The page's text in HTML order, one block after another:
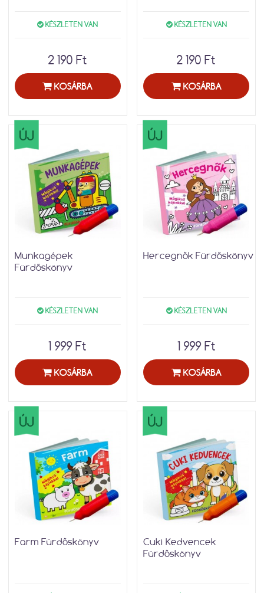
KÉSZLETEN VAN
2 190 Ft
KOSÁRBA
KÉSZLETEN VAN
2 190 Ft
KOSÁRBA
ÚJ
Munkagépek
Fürdőskönyv
KÉSZLETEN VAN
1 999 Ft
KOSÁRBA
ÚJ
Hercegnők Fürdőskönyv
KÉSZLETEN VAN
1 999 Ft
KOSÁRBA
ÚJ
Farm Fürdőskönyv
ÚJ
Cuki Kedvencek
Fürdőskönyv